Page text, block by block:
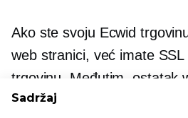
Ako ste svoju Ecwid
web stranici, već imate
trgovinu. Međutim, ostatak
posebna stvar. Morate
Sadržaj